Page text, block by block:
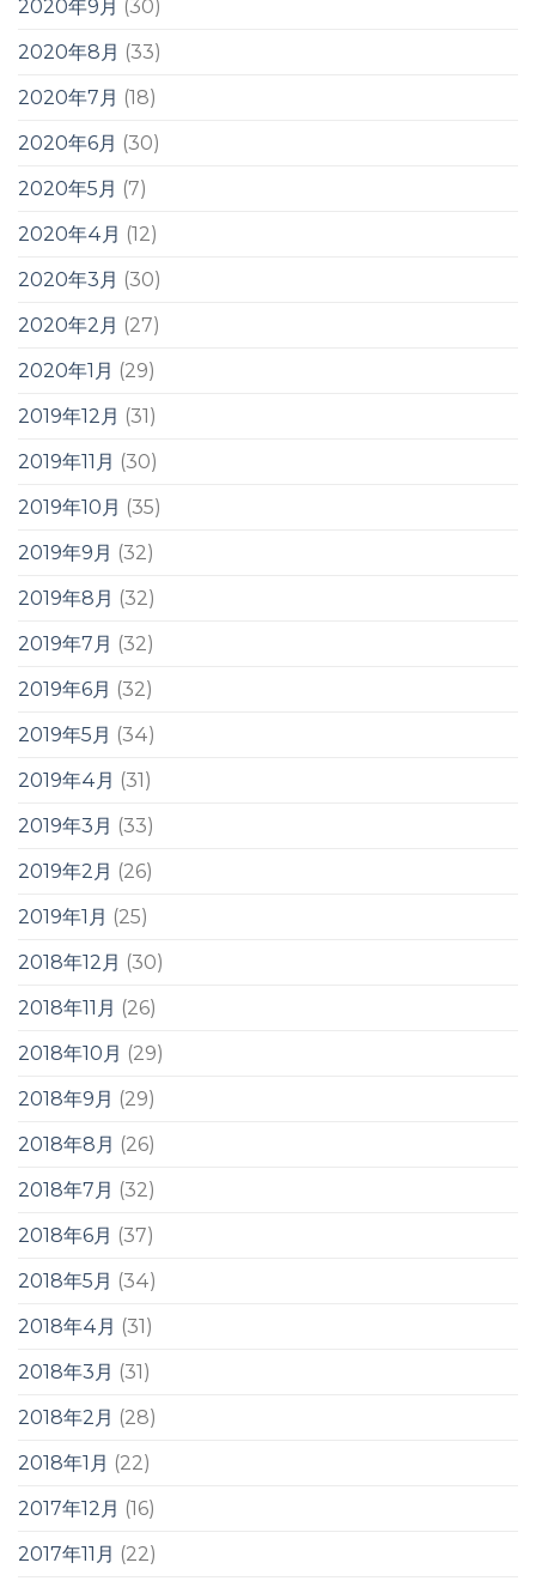
2020年9月 (30)
2020年8月 (33)
2020年7月 (18)
2020年6月 (30)
2020年5月 (7)
2020年4月 (12)
2020年3月 (30)
2020年2月 (27)
2020年1月 (29)
2019年12月 (31)
2019年11月 (30)
2019年10月 (35)
2019年9月 (32)
2019年8月 (32)
2019年7月 (32)
2019年6月 (32)
2019年5月 (34)
2019年4月 (31)
2019年3月 (33)
2019年2月 (26)
2019年1月 (25)
2018年12月 (30)
2018年11月 (26)
2018年10月 (29)
2018年9月 (29)
2018年8月 (26)
2018年7月 (32)
2018年6月 (37)
2018年5月 (34)
2018年4月 (31)
2018年3月 (31)
2018年2月 (28)
2018年1月 (22)
2017年12月 (16)
2017年11月 (22)